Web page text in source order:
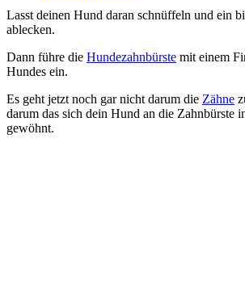
Lasst deinen Hund daran schnüffeln und ein
ablecken.
Dann führe die Hundezahnbürste mit einem
Hundes ein.
Es geht jetzt noch gar nicht darum die Zähne
darum das sich dein Hund an die Zahnbürste
gewöhnt.